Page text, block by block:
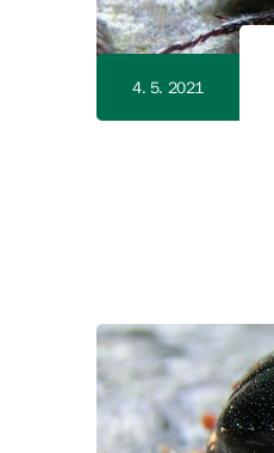
4. 5. 2021